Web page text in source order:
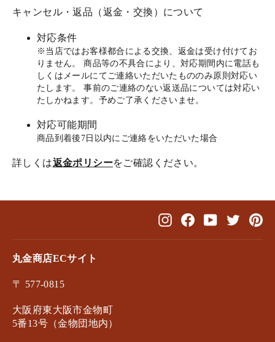
キャンセル・返品（返金・交換）について
対応条件
※当店ではお客様都合による交換、返金は受け付けてお
りません。 商品等の不具合により、対応期間内に電話も
しくはメールにてご連絡いただいたもののみ原則対応い
たします。 事前のご連絡のない返送品については対応い
たしかねます。予めご了承くださいませ。
対応可能期間
商品到着後7日以内にご連絡をいただいた場合
詳しくは返金ポリシーをご確認ください。
InstagramFacebookYouTubeTwitter
丸金商店ECサイト
〒 577-0815
大阪府東大阪市金物町
5番13号（金物団地内）